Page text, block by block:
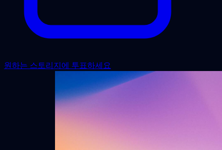
원하는 스토리지에 투표하세요